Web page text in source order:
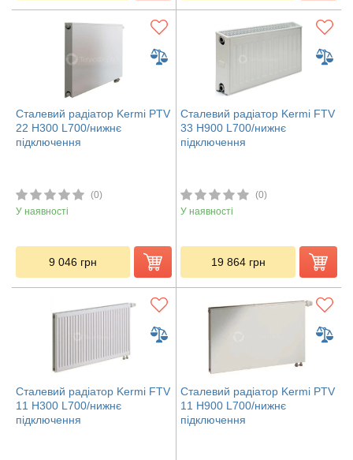
Сталевий радіатор Kermi PTV
22 H300 L700/нижнє
підключення
(0)
У наявності
9 046 грн
Сталевий радіатор Kermi FTV
33 H900 L700/нижнє
підключення
(0)
У наявності
19 864 грн
Сталевий радіатор Kermi FTV
11 H300 L700/нижнє
підключення
Сталевий радіатор Kermi PTV
11 H900 L700/нижнє
підключення